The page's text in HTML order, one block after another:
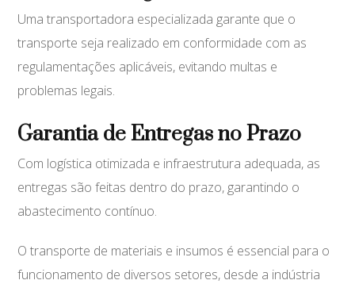
Uma transportadora especializada garante que o
transporte seja realizado em conformidade com as
regulamentações aplicáveis, evitando multas e
problemas legais.
Garantia de Entregas no Prazo
Com logística otimizada e infraestrutura adequada, as
entregas são feitas dentro do prazo, garantindo o
abastecimento contínuo.
O transporte de materiais e insumos é essencial para o
funcionamento de diversos setores, desde a indústria